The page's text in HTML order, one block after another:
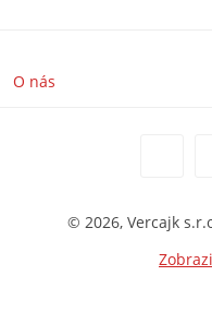
O nás
© 2026, Vercajk